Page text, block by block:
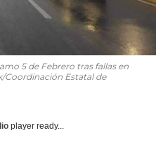
5 de Febrero tras fallas en
Coordinación Estatal de
player ready...